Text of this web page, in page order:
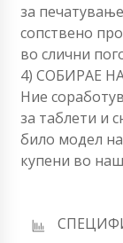
за
сопствено
во слични
4) СОБИРАЕ
Ние
за таблети и
било модел
купени во